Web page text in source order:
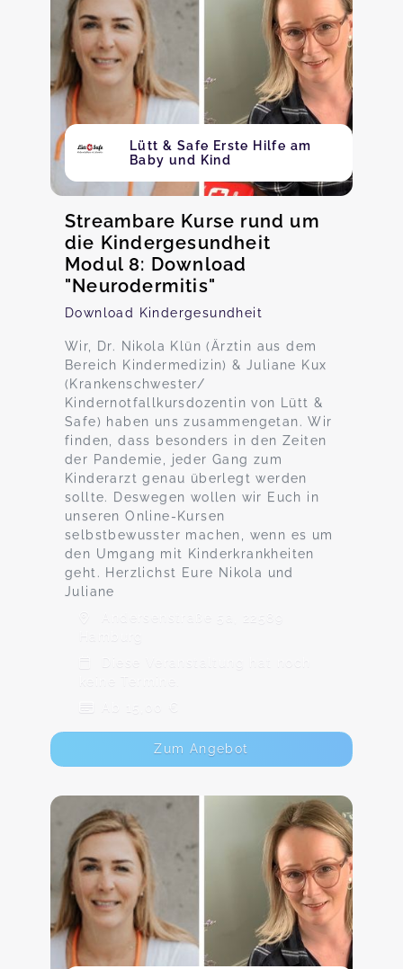
Lütt & Safe Erste Hilfe am
Baby und Kind
Streambare Kurse rund um
die Kindergesundheit
Modul 8: Download
"Neurodermitis"
Download Kindergesundheit
Wir, Dr. Nikola Klün (Ärztin aus dem
Bereich Kindermedizin) & Juliane Kux
(Krankenschwester/
Kindernotfallkursdozentin von Lütt &
Safe) haben uns zusammengetan. Wir
finden, dass besonders in den Zeiten
der Pandemie, jeder Gang zum
Kinderarzt genau überlegt werden
sollte. Deswegen wollen wir Euch in
unseren Online-Kursen
selbstbewusster machen, wenn es um
den Umgang mit Kinderkrankheiten
geht. Herzlichst Eure Nikola und
Juliane
Andersenstraße 5a, 22589
Hamburg
Diese Veranstaltung hat noch
keine Termine.
Ab 15,00 €
Zum Angebot